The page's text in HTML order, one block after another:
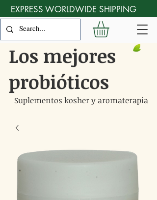
Los mejores
probióticos
Suplementos kosher y aromaterapia
EXPRESS WORLDWIDE SHIPPING